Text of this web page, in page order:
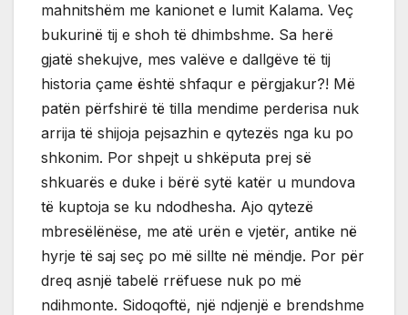
mahnitshëm me kanionet e lumit Kalama. Veç
bukurinë tij e shoh të dhimbshme. Sa herë
gjatë shekujve, mes valëve e dallgëve të tij
historia çame është shfaqur e përgjakur?! Më
patën përfshirë të tilla mendime perderisa nuk
arrija të shijoja pejsazhin e qytezës nga ku po
shkonim. Por shpejt u shkëputa prej së
shkuarës e duke i bërë sytë katër u mundova
të kuptoja se ku ndodhesha. Ajo qytezë
mbresëlënëse, me atë urën e vjetër, antike në
hyrje të saj seç po më sillte në mëndje. Por për
dreq asnjë tabelë rrëfuese nuk po më
ndihmonte. Sidoqoftë, një ndjenjë e brendshme